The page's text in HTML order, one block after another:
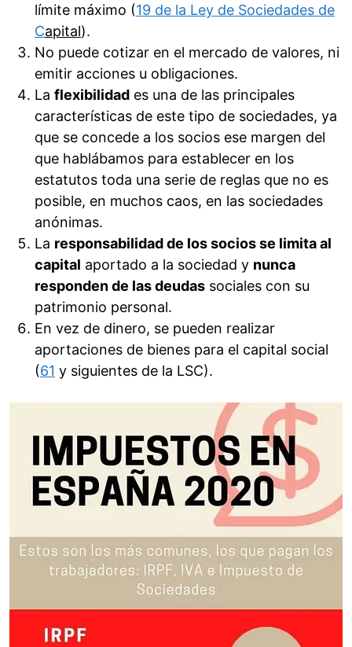
límite máximo (19 de la Ley de Sociedades de
Capital).
No puede cotizar en el mercado de valores, ni
emitir acciones u obligaciones.
La flexibilidad es una de las principales
características de este tipo de sociedades, ya
que se concede a los socios ese margen del
que hablábamos para establecer en los
estatutos toda una serie de reglas que no es
posible, en muchos caos, en las sociedades
anónimas.
La responsabilidad de los socios se limita al
capital aportado a la sociedad y nunca
responden de las deudas sociales con su
patrimonio personal.
En vez de dinero, se pueden realizar
aportaciones de bienes para el capital social
(61 y siguientes de la LSC).